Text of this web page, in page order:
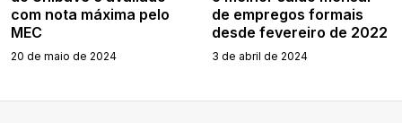
com nota máxima pelo
MEC
20 de maio de 2024
de empregos formais
desde fevereiro de 2022
3 de abril de 2024